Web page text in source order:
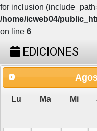
for inclusion
/home/icweb04/
on line 6
EDICIONES
Lu Ma Mi